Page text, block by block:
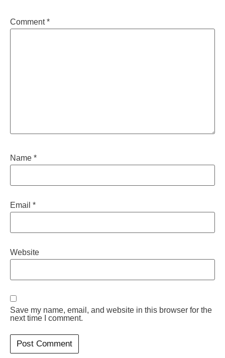
Comment*
Name *
Email *
Website
Save my name, email, and website in this browser for the
next time I comment.